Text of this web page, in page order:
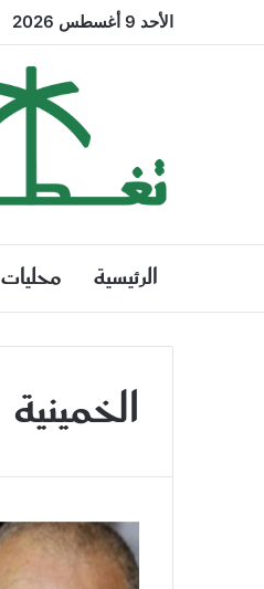
الأحد 9 أغسطس 2026
الرئيسية محليات
الخمينية